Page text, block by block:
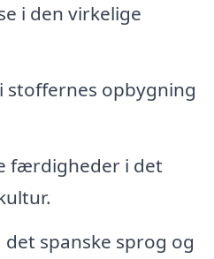
i den virkelige
stoffernes opbygning
færdigheder i det
det spanske sprog og